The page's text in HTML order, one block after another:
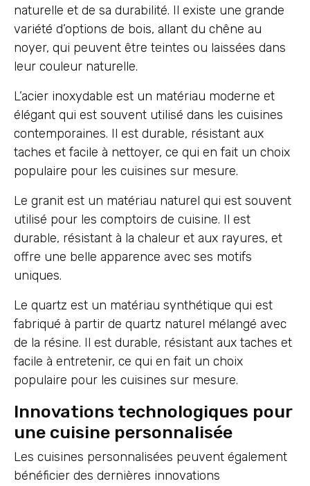
naturelle et de sa durabilité. Il existe une grande
variété d’options de bois, allant du chêne au
noyer, qui peuvent être teintes ou laissées dans
leur couleur naturelle.
L’acier inoxydable est un matériau moderne et
élégant qui est souvent utilisé dans les cuisines
contemporaines. Il est durable, résistant aux
taches et facile à nettoyer, ce qui en fait un choix
populaire pour les cuisines sur mesure.
Le granit est un matériau naturel qui est souvent
utilisé pour les comptoirs de cuisine. Il est
durable, résistant à la chaleur et aux rayures, et
offre une belle apparence avec ses motifs
uniques.
Le quartz est un matériau synthétique qui est
fabriqué à partir de quartz naturel mélangé avec
de la résine. Il est durable, résistant aux taches et
facile à entretenir, ce qui en fait un choix
populaire pour les cuisines sur mesure.
Innovations technologiques pour
une cuisine personnalisée
Les cuisines personnalisées peuvent également
bénéficier des dernières innovations